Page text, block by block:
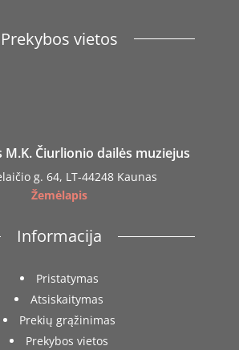
Prekybos vietos
M.K. Čiurlionio dailės muziejus
g. 64, LT-44248 Kaunas
Žemėlapis
Informacija
Pristatymas
Atsiskaitymas
Prekių grąžinimas
Prekybos vietos